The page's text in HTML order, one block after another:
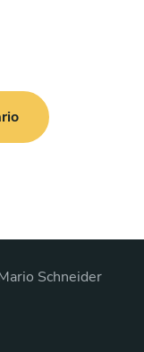
Schneider